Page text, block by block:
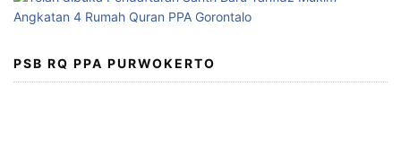
PSB RQ PPA PURWOKERTO